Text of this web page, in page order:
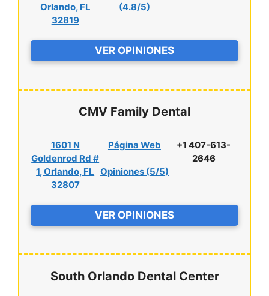
Orlando, FL
32819
(4.8/5)
VER OPINIONES
CMV Family Dental
1601 N
Goldenrod Rd #
1, Orlando, FL
32807
Página Web
Opiniones (5/5)
+1 407-613-
2646
VER OPINIONES
South Orlando Dental Center